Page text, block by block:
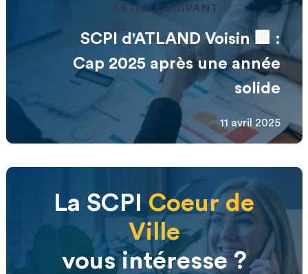
ARTICLE SUIVANT
SCPI d'ATLAND Voisin 🏢 :
Cap 2025 après une année
solide
11 avril 2025
La SCPI Coeur de
Ville
vous intéresse ?